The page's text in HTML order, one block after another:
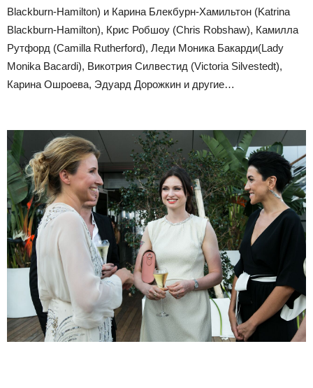
Blackburn-Hamilton) и Карина Блекбурн-Хамильтон (Katrina
Blackburn-Hamilton), Крис Робшоу (Chris Robshaw), Камилла
Рутфорд (Camilla Rutherford), Леди Моника Бакарди(Lady
Monika Bacardi), Викотрия Силвестид (Victoria Silvestedt),
Карина Ошроева, Эдуард Дорожкин и другие…